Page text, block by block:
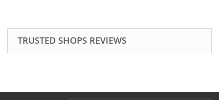
TRUSTED SHOPS REVIEWS